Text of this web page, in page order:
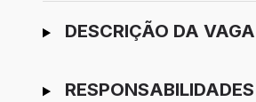
Ir para candidatura
DESCRIÇÃO DA VAGA
RESPONSABILIDADES